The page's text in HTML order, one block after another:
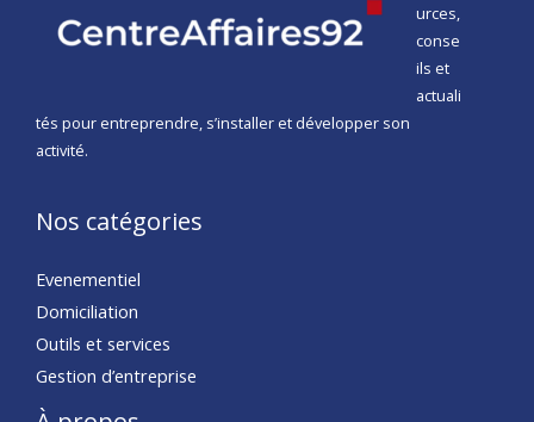
urces,
conse
ils et
actuali
tés pour entreprendre, s’installer et développer son
activité.
Nos catégories
Evenementiel
Domiciliation
Outils et services
Gestion d’entreprise